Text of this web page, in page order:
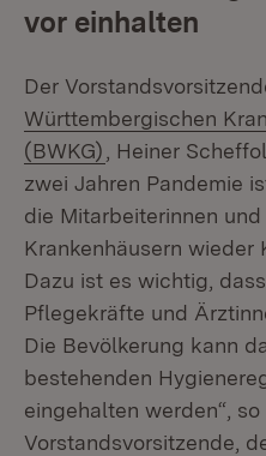
vor einhalten
Der
Württembergischen
(BWKG) (Öffnet in
, Heiner
zwei Jahren Pandemie
die Mitarbeiterinnen
Krankenhäusern wieder
Dazu ist es wichtig,
Pflegekräfte und
Die Bevölkerung kann
bestehenden
eingehalten werden“, so
Vorstandsvorsitzende,